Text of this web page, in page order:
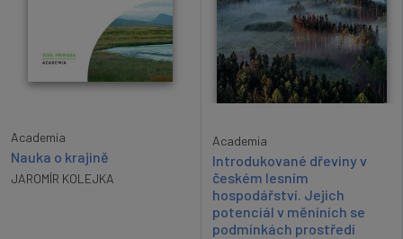
Academia
Nauka o krajině
JAROMÍR KOLEJKA
Academia
Introdukované dřeviny v
českém lesním
hospodářství. Jejich
potenciál v měníních se
podmínkách prostředí